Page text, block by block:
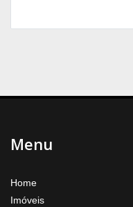
Menu
Home
Imóveis